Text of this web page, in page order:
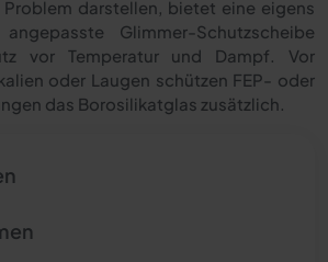
darstellen, bietet eine eigens
Glimmer-Schutzscheibe
vor Temperatur und Dampf. Vor
oder Laugen schützen FEP- oder
das Borosilikatglas zusätzlich.